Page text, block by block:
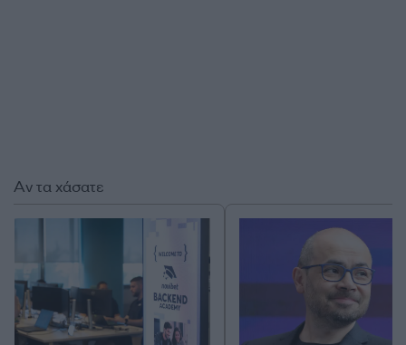
Αν τα χάσατε